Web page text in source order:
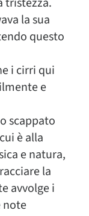
la sua
questo
i cirri qui
e
scappato
è alla
e natura,
la
avvolge i
note